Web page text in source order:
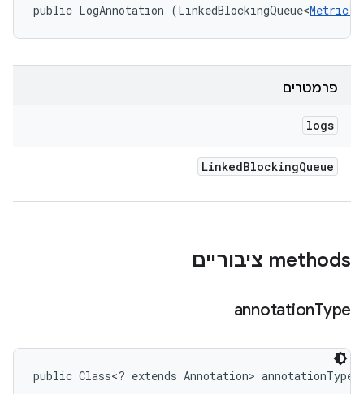
public LogAnnotation (LinkedBlockingQueue<
פרמטרים
logs
LinkedBlockingQueue
‫methods ציבוריים
annotationType
public Class<? extends Annotation>